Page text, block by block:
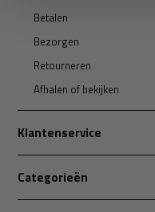
Betalen
Bezorgen
Retourneren
Afhalen of bekijken
Klantenservice
Categorieën